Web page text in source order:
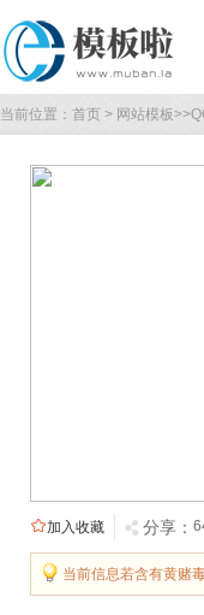
当前位置： 首页 > 网站模板>>
加入收藏 分享：
当前信息若含有黄赌